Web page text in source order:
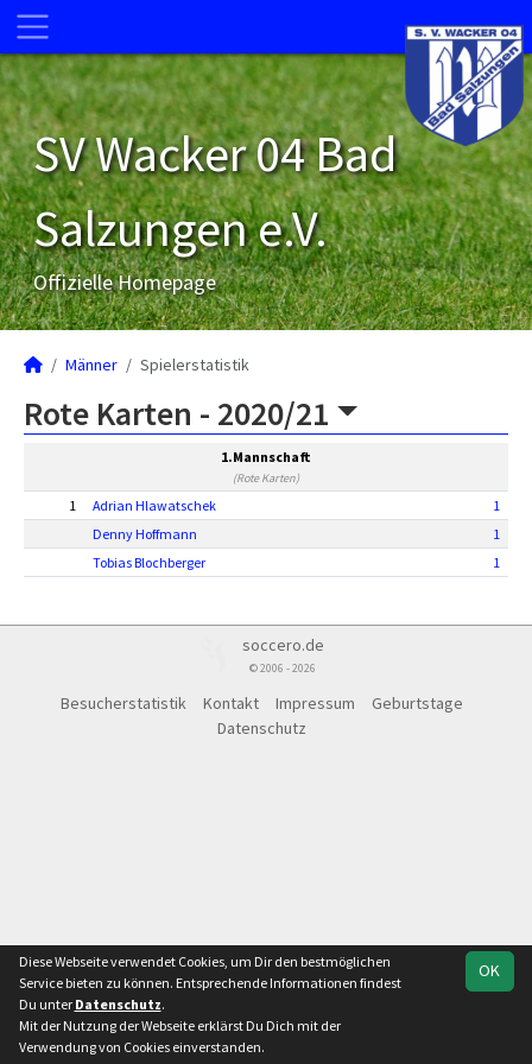
SV Wacker 04 Bad
Salzungen e.V.
Offizielle Homepage
Männer Spielerstatistik
Rote Karten - 2020/21
1.Mannschaft
(Rote Karten)
1 Adrian Hlawatschek
1
Denny Hoffmann
1
Tobias Blochberger
1
soccero.de
© 2006 - 2026
Besucherstatistik Kontakt Impressum
Geburtstage
Datenschutz
OK
Diese Webseite verwendet Cookies, um Dir den bestmöglichen
Service bieten zu können. Entsprechende Informationen findest
Du unter Datenschutz.
Mit der Nutzung der Webseite erklärst Du Dich mit der
Verwendung von Cookies einverstanden.